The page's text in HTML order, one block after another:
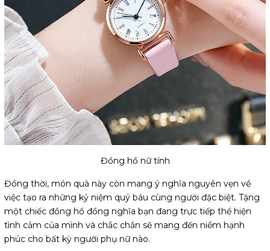
Đồng hồ nữ tính
Đồng thời, món quà này còn mang ý nghĩa nguyên vẹn về
việc tạo ra những kỷ niệm quý báu cùng người đặc biệt. Tặng
một chiếc đồng hồ đồng nghĩa bạn đang trực tiếp thể hiện
tình cảm của mình và chắc chắn sẽ mang đến niềm hạnh
phúc cho bất kỳ người phụ nữ nào.